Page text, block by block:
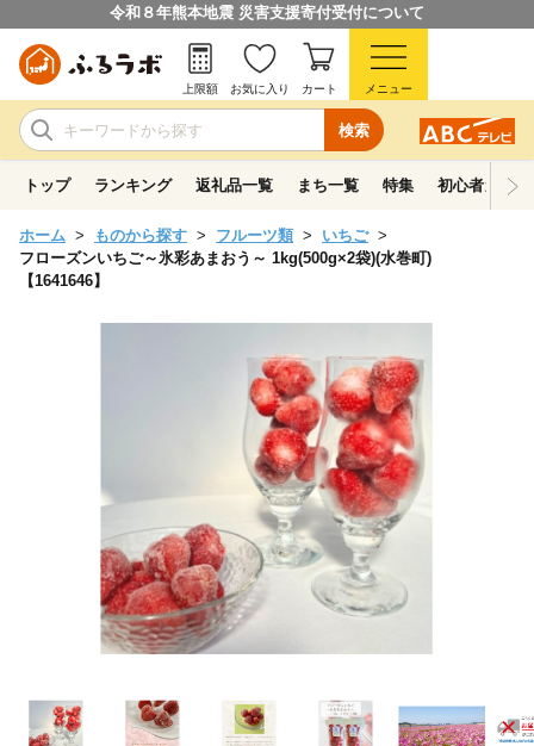
令和８年熊本地震 災害支援寄付受付について
検索
上限額 お気に入り カート メニュー
トップ ランキング 返礼品一覧 まち一覧 特集 初心者ガイド
ホーム ものから探す フルーツ類
いちご
フローズンいちご～氷彩あまおう～ 1kg(500g×2袋)(水巻町)
【1641646】